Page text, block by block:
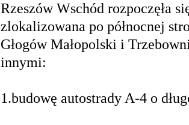
Rzeszów Wschód rozpoczęła
zlokalizowana po północnej
Głogów Małopolski i
innymi:
1.budowę autostrady A-4 o